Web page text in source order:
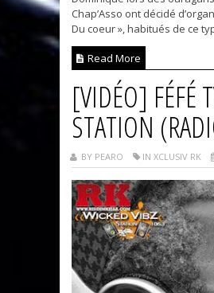
Chap’Asso ont décidé
Du coeur », habitués de ce
Read More
[VIDÉO] FÉFÉ
STATION
BY PEARO IN XCLUSIV RK